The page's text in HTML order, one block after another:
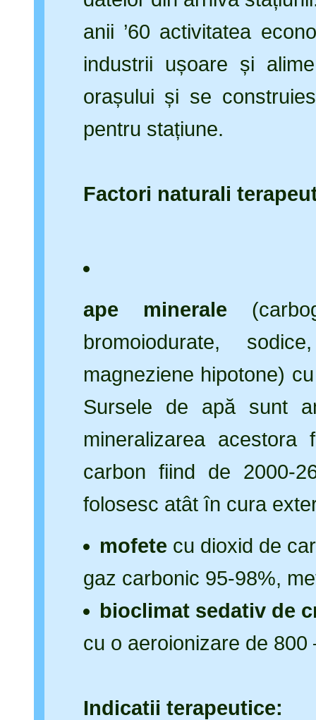
anii ’60 activitatea
industrii ușoare și
orașului și se
pentru stațiune.
Factori naturali
ape minerale
bromoiodurate,
magneziene hipotone)
Sursele de apă sunt
mineralizarea acestora
carbon fiind de 2000-
folosesc atât în cura
mofete cu dioxid de
gaz carbonic 95-98%,
bioclimat sedativ de
cu o aeroionizare de
Indicatii terapeutice: